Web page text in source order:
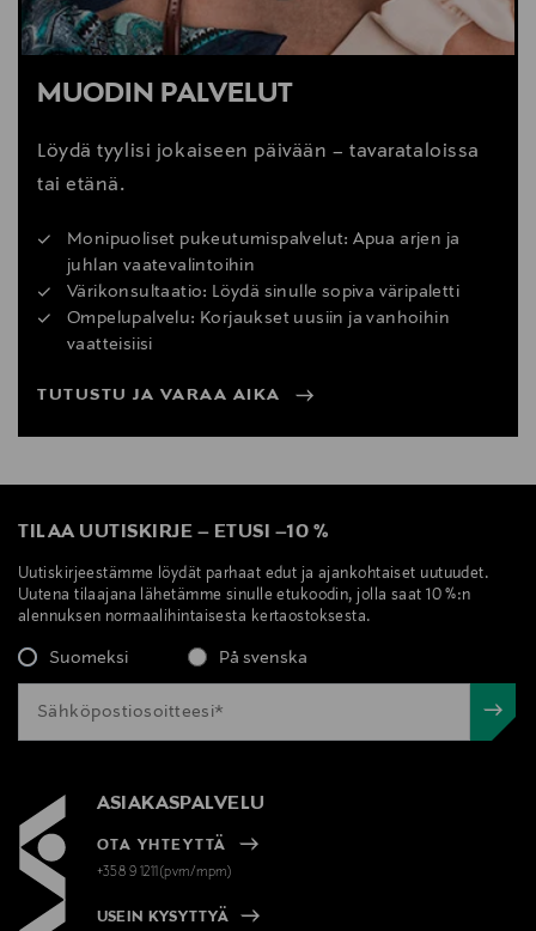
MUODIN PALVELUT
Löydä tyylisi jokaiseen päivään – tavarataloissa
tai etänä.
Monipuoliset pukeutumispalvelut: Apua arjen ja
juhlan vaatevalintoihin
Värikonsultaatio: Löydä sinulle sopiva väripaletti
Ompelupalvelu: Korjaukset uusiin ja vanhoihin
vaatteisiisi
TUTUSTU JA VARAA AIKA
TILAA UUTISKIRJE – ETUSI –10 %
Uutiskirjeestämme löydät parhaat edut ja ajankohtaiset uutuudet.
Uutena tilaajana lähetämme sinulle etukoodin, jolla saat 10 %:n
alennuksen normaalihintaisesta kertaostoksesta.
Suomeksi På svenska
ASIAKASPALVELU
OTA YHTEYTTÄ
+358 9 1211(pvm/mpm)
USEIN KYSYTTYÄ